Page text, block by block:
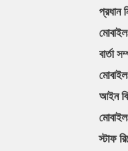
প্রধান
বার্তা
আইন
স্টাফ